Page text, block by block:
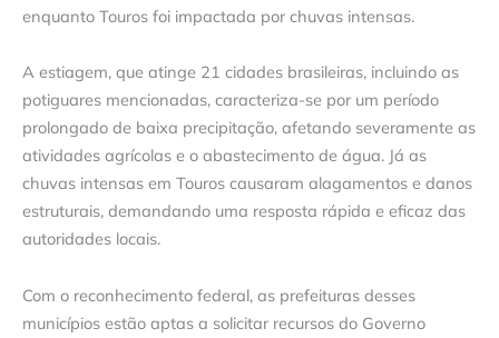
enquanto Touros foi impactada por chuvas intensas.
A estiagem, que atinge 21 cidades brasileiras, incluindo as
potiguares mencionadas, caracteriza-se por um período
prolongado de baixa precipitação, afetando severamente as
atividades agrícolas e o abastecimento de água. Já as
chuvas intensas em Touros causaram alagamentos e danos
estruturais, demandando uma resposta rápida e eficaz das
autoridades locais.
Com o reconhecimento federal, as prefeituras desses
municípios estão aptas a solicitar recursos do Governo